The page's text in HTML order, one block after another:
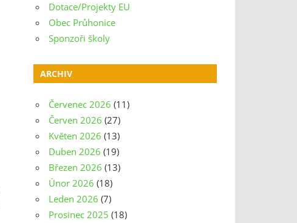
Dotace/Projekty EU
Obec Průhonice
Sponzoři školy
ARCHIV
Červenec 2026 (11)
Červen 2026 (27)
Květen 2026 (13)
Duben 2026 (19)
Březen 2026 (13)
Únor 2026 (18)
Leden 2026 (7)
Prosinec 2025 (18)